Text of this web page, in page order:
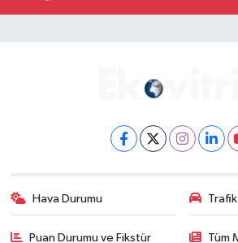
Hava Durumu
Puan Durumu ve Fikstür Tüm